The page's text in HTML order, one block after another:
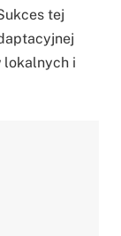
tej
lokalnych i